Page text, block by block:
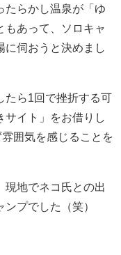
たらかし温泉が「ゆ
あって、ソロキャ
伺おうと決めまし
たら1回で挫折する可
イト」をお借りし
囲気を感じることを
現地でネコ氏との出
プでした（笑）